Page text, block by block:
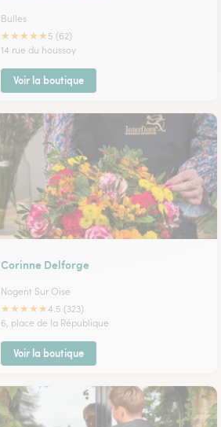
Bulles
★★★★★ 5 (62)
14 rue du houssoy
Voir la boutique
Corinne Delforge
Nogent Sur Oise
★★★★★4.5 (323)
6, place de la République
Voir la boutique